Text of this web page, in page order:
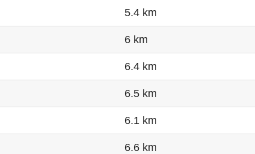
5.4 km
6 km
6.4 km
6.5 km
6.1 km
6.6 km